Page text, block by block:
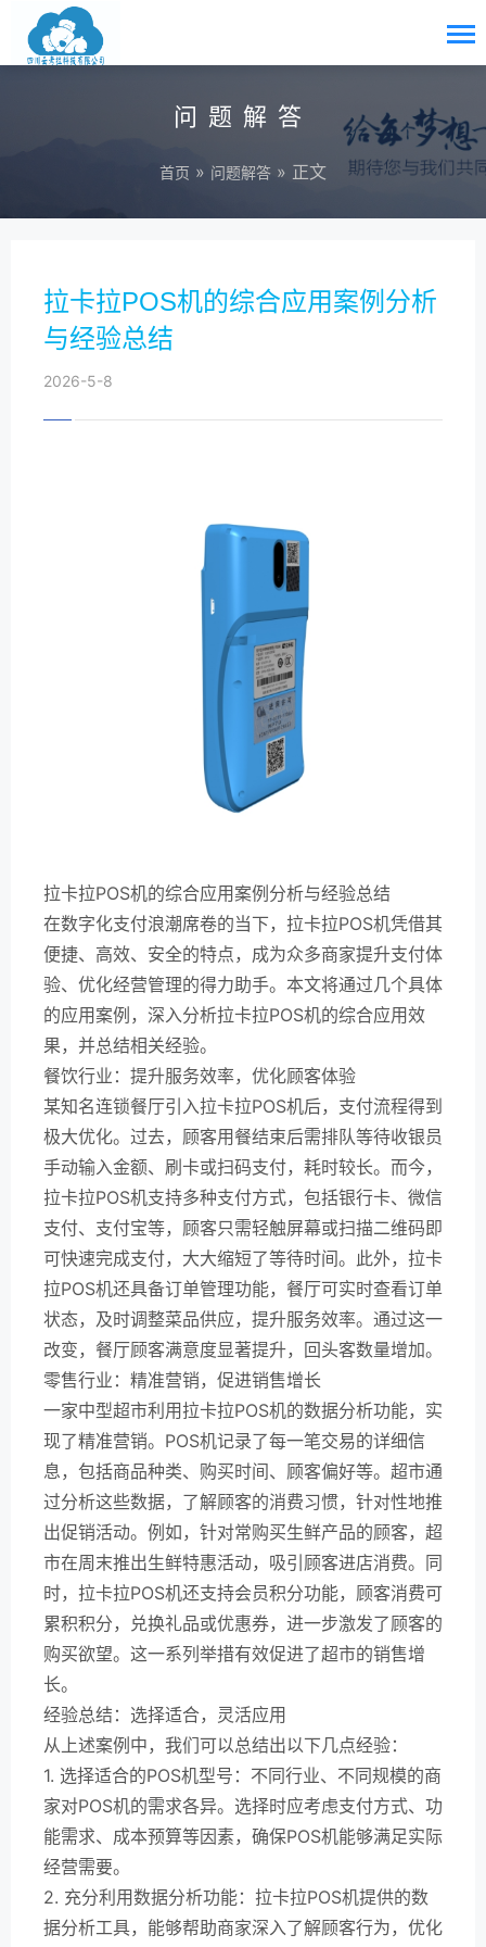
问题解答
首页 » 问题解答 » 正文
拉卡拉POS机的综合应用案例分析
与经验总结
2026-5-8
拉卡拉POS机的综合应用案例分析与经验总结
在数字化支付浪潮席卷的当下，拉卡拉POS机凭借其
便捷、高效、安全的特点，成为众多商家提升支付体
验、优化经营管理的得力助手。本文将通过几个具体
的应用案例，深入分析拉卡拉POS机的综合应用效
果，并总结相关经验。
餐饮行业：提升服务效率，优化顾客体验
某知名连锁餐厅引入拉卡拉POS机后，支付流程得到
极大优化。过去，顾客用餐结束后需排队等待收银员
手动输入金额、刷卡或扫码支付，耗时较长。而今，
拉卡拉POS机支持多种支付方式，包括银行卡、微信
支付、支付宝等，顾客只需轻触屏幕或扫描二维码即
可快速完成支付，大大缩短了等待时间。此外，拉卡
拉POS机还具备订单管理功能，餐厅可实时查看订单
状态，及时调整菜品供应，提升服务效率。通过这一
改变，餐厅顾客满意度显著提升，回头客数量增加。
零售行业：精准营销，促进销售增长
一家中型超市利用拉卡拉POS机的数据分析功能，实
现了精准营销。POS机记录了每一笔交易的详细信
息，包括商品种类、购买时间、顾客偏好等。超市通
过分析这些数据，了解顾客的消费习惯，针对性地推
出促销活动。例如，针对常购买生鲜产品的顾客，超
市在周末推出生鲜特惠活动，吸引顾客进店消费。同
时，拉卡拉POS机还支持会员积分功能，顾客消费可
累积积分，兑换礼品或优惠券，进一步激发了顾客的
购买欲望。这一系列举措有效促进了超市的销售增
长。
经验总结：选择适合，灵活应用
从上述案例中，我们可以总结出以下几点经验：
1. 选择适合的POS机型号：不同行业、不同规模的商
家对POS机的需求各异。选择时应考虑支付方式、功
能需求、成本预算等因素，确保POS机能够满足实际
经营需要。
2. 充分利用数据分析功能：拉卡拉POS机提供的数
据分析工具，能够帮助商家深入了解顾客行为，优化